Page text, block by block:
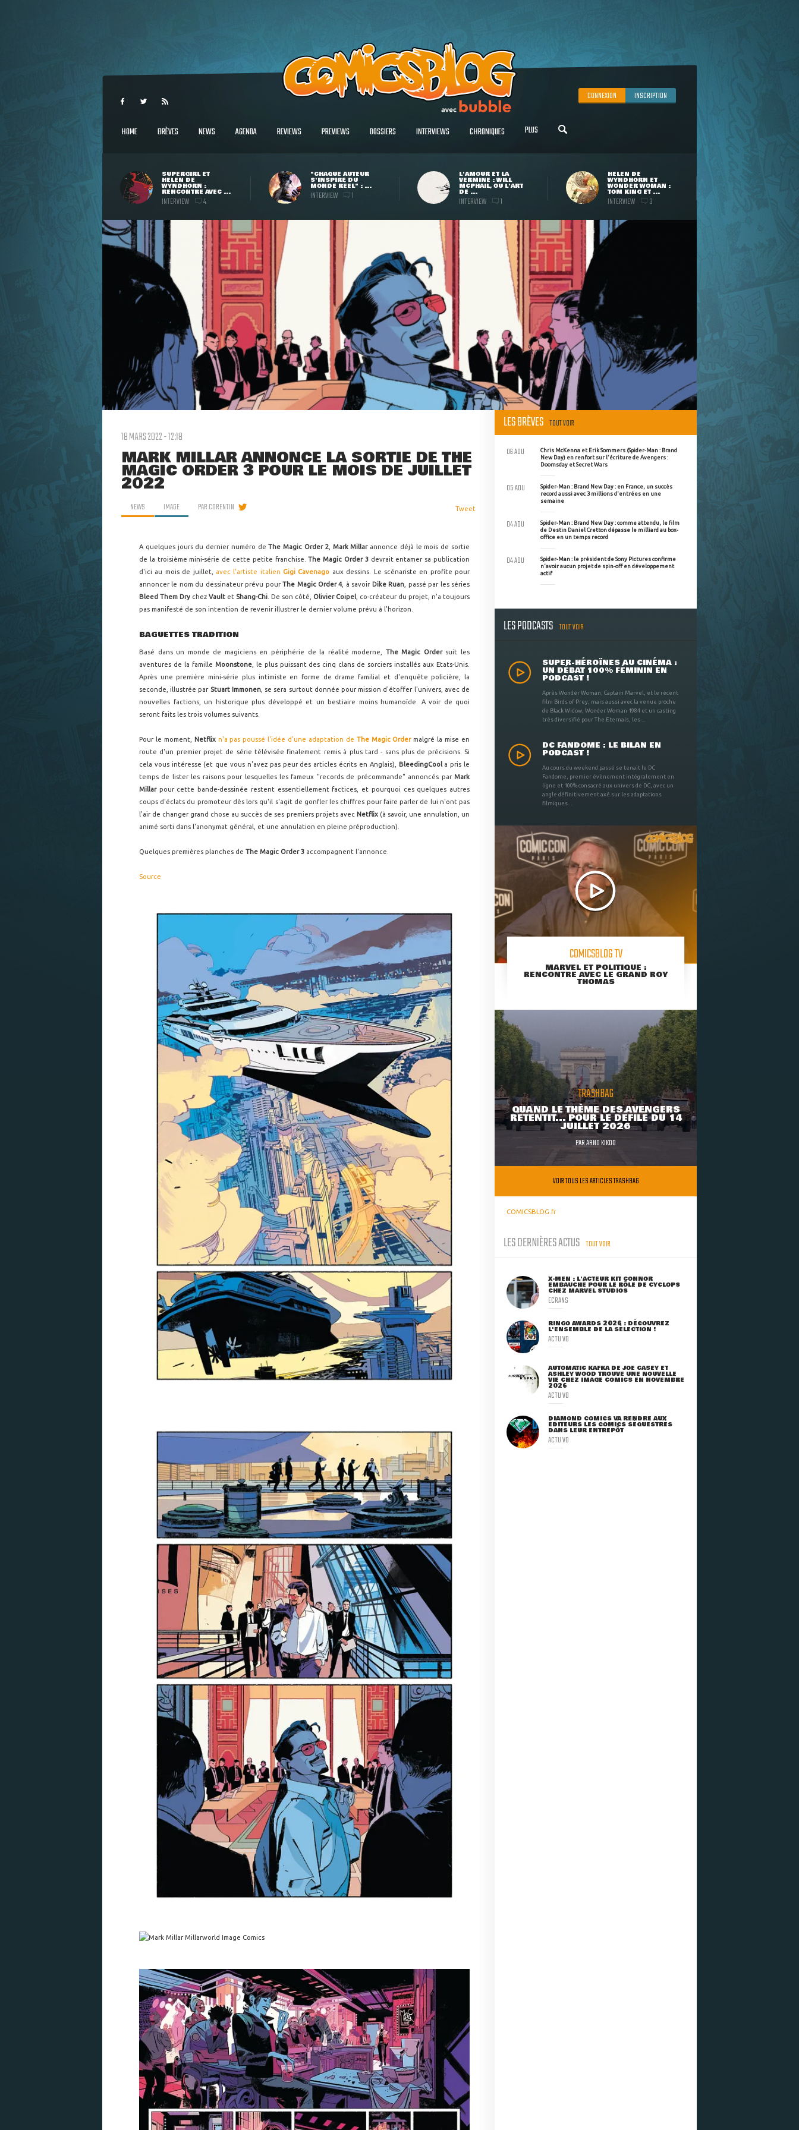
CONNEXION INSCRIPTION
HOME BRÈVES NEWS AGENDA REVIEWS PREVIEWS DOSSIERS INTERVIEWS CHRONIQUES PLUS
SUPERGIRL ET
HELEN DE
WYNDHORN :
RENCONTRE AVEC ...
INTERVIEW 4
"CHAQUE AUTEUR
S'INSPIRE DU
MONDE RÉEL" : ...
INTERVIEW 1
L'AMOUR ET LA
VERMINE : WILL
MCPHAIL, OU L'ART
DE ...
INTERVIEW 1
HELEN DE
WYNDHORN ET
WONDER WOMAN :
TOM KING ET ...
INTERVIEW 3
18 MARS 2022 - 12:18
MARK MILLAR ANNONCE LA SORTIE DE THE
MAGIC ORDER 3 POUR LE MOIS DE JUILLET
2022
NEWS IMAGE PARCORENTIN Tweet
A quelques jours du dernier numéro deThe Magic Order 2, Mark Millarannonce déjà le mois de sortie
de la troisième mini-série de cette petite franchise.The Magic Order 3devrait entamer sa publication
d'ici au mois de juillet, avec l'artiste italien Gigi Cavenago aux dessins. Le scénariste en profite pour
annoncer le nom du dessinateur prévu pourThe Magic Order 4, à savoir Dike Ruan , passé par les séries
Bleed Them Dry chez Vault et Shang-Chi . De son côté, Olivier Coipel , co-créateur du projet, n'a toujours
pas manifesté de son intention de revenir illustrer le dernier volume prévu à l'horizon.
BAGUETTES TRADITION
Basé dans un monde de magiciens en périphérie de la réalité moderne, The Magic Ordersuit les
aventures de la famille Moonstone, le plus puissant des cinq clans de sorciers installés aux Etats-Unis.
Après une première mini-série plus intimiste en forme de drame familial et d'enquête policière, la
seconde, illustrée par Stuart Immonen, se sera surtout donnée pour mission d'étoffer l'univers, avec de
nouvelles factions, un historique plus développé et un bestiaire moins humanoïde. A voir de quoi
seront faits les trois volumes suivants.
Pour le moment, Netflix n'a pas poussé l'idée d'une adaptation de The Magic Ordermalgré la mise en
route d'un premier projet de série télévisée finalement remis à plus tard - sans plus de précisions. Si
cela vous intéresse (et que vous n'avez pas peur des articles écrits en Anglais),
BleedingCoola pris le
temps de lister les raisons pour lesquelles les fameux "records de précommande" annoncés par Mark
Millarpour cette bande-dessinée restent essentiellement factices, et pourquoi ces quelques autres
coups d'éclats du promoteur dès lors qu'il s'agit de gonfler les chiffres pour faire parler de lui n'ont pas
l'air de changer grand chose au succès de ses premiers projets avec Netflix(à savoir, une annulation, un
animé sorti dans l'anonymat général, et une annulation en pleine préproduction).
Quelques premières planches de The Magic Order 3 accompagnent l'annonce.
Source
LES BRÈVES TOUT VOIR
Chris McKenna et Erik Sommers (Spider-Man : Brand
New Day) en renfort sur l'écriture de Avengers :
Doomsday et Secret Wars
06 AOU
Spider-Man : Brand New Day : en France, un succès
record aussi avec 3 millions d'entrées en une
semaine
05 AOU
Spider-Man : Brand New Day : comme attendu, le film
de Destin Daniel Cretton dépasse le milliard au box-
office en un temps record
04 AOU
Spider-Man : le président de Sony Pictures confirme
n'avoir aucun projet de spin-off en développement
actif
04 AOU
LES PODCASTS TOUT VOIR
SUPER-HÉROÏNES AU CINÉMA :
UN DÉBAT 100% FÉMININ EN
PODCAST !
Après Wonder Woman, Captain Marvel, et le récent
film Birds of Prey, mais aussi avec la venue proche
de Black Widow, Wonder Woman 1984 et un casting
très diversifié pour The Eternals, les ...
DC FANDOME : LE BILAN EN
PODCAST !
Au cours du weekend passé se tenait le DC
Fandome, premier évènement intégralement en
ligne et 100% consacré aux univers de DC, avec un
angle définitivement axé sur les adaptations
filmiques ...
COMICSBLOG TV
MARVEL ET POLITIQUE :
RENCONTRE AVEC LE GRAND ROY
THOMAS
TRASHBAG
QUAND LE THÈME DES AVENGERS
RETENTIT... POUR LE DÉFILÉ DU 14
JUILLET 2026
PARARNO KIKOO
VOIR TOUS LES ARTICLES TRASHBAG
COMICSBLOG.fr
LES DERNIÈRES ACTUS TOUT VOIR
X-MEN : L'ACTEUR KIT CONNOR
EMBAUCHÉ POUR LE RÔLE DE CYCLOPS
CHEZ MARVEL STUDIOS
ECRANS
RINGO AWARDS 2026 : DÉCOUVREZ
L'ENSEMBLE DE LA SÉLECTION !
ACTU VO
AUTOMATIC KAFKA DE JOE CASEY ET
ASHLEY WOOD TROUVE UNE NOUVELLE
VIE CHEZ IMAGE COMICS EN NOVEMBRE
2026
ACTU VO
DIAMOND COMICS VA RENDRE AUX
ÉDITEURS LES COMICS SÉQUESTRÉS
DANS LEUR ENTREPÔT
ACTU VO